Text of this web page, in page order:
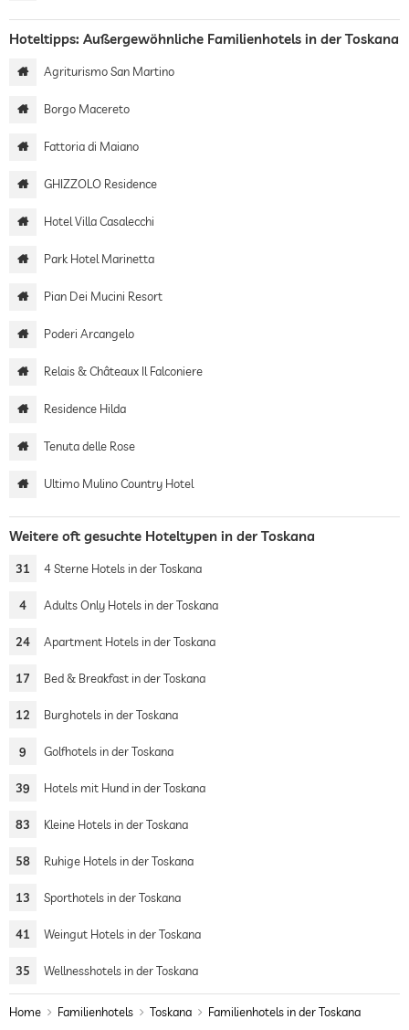
Hoteltipps: Außergewöhnliche Familienhotels in der Toskana
Agriturismo San Martino
Borgo Macereto
Fattoria di Maiano
GHIZZOLO Residence
Hotel Villa Casalecchi
Park Hotel Marinetta
Pian Dei Mucini Resort
Poderi Arcangelo
Relais & Châteaux Il Falconiere
Residence Hilda
Tenuta delle Rose
Ultimo Mulino Country Hotel
Weitere oft gesuchte Hoteltypen in der Toskana
31 4 Sterne Hotels in der Toskana
4 Adults Only Hotels in der Toskana
24 Apartment Hotels in der Toskana
17 Bed & Breakfast in der Toskana
12 Burghotels in der Toskana
9 Golfhotels in der Toskana
39 Hotels mit Hund in der Toskana
83 Kleine Hotels in der Toskana
58 Ruhige Hotels in der Toskana
13 Sporthotels in der Toskana
41 Weingut Hotels in der Toskana
35 Wellnesshotels in der Toskana
Home Familienhotels Toskana Familienhotels in der Toskana